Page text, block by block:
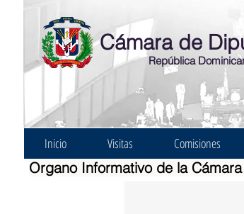
Cámara de
República
Inicio Visitas Comisiones
Organo Informativo de la